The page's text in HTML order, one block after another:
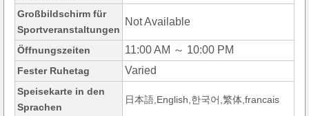
Großbildschirm für
Sportveranstaltungen
Not Available
Öffnungszeiten 11:00 AM ～ 10:00 PM
Fester Ruhetag Varied
Speisekarte in den
Sprachen
日本語,English,한국어,繁体,francais